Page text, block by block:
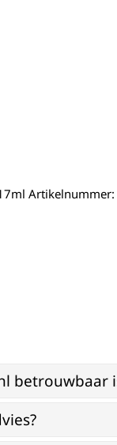
Artikelnummer:
betrouwbaar